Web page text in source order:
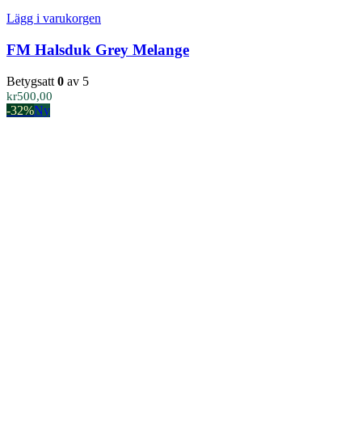
Lägg i varukorgen
FM Halsduk Grey Melange
Betygsatt 0 av 5
kr500,00
-32%Ny